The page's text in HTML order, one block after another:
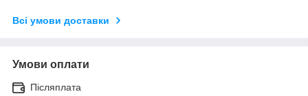
Всі умови доставки
Умови оплати
Післяплата